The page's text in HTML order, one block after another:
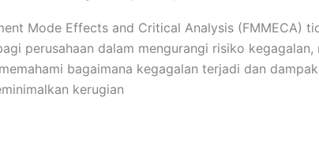
Mode Effects and Critical Analysis (FMMECA)
perusahaan dalam mengurangi risiko
bagaimana kegagalan terjadi dan
kerugian